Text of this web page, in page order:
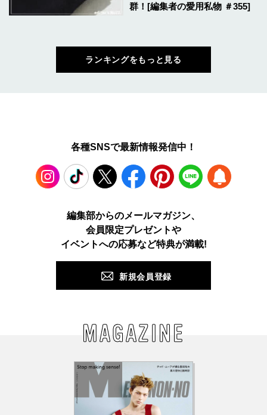
群！[編集者の愛用私物 ＃355]
ランキングをもっと見る
各種SNSで最新情報発信中！
TikTok Facebook Pinterest LINE
編集部からのメールマガジン、
会員限定プレゼントや
イベントへの応募など特典が満載!
新規会員登録
MAGAZINE